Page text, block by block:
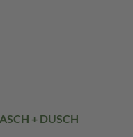
+ DUSCH